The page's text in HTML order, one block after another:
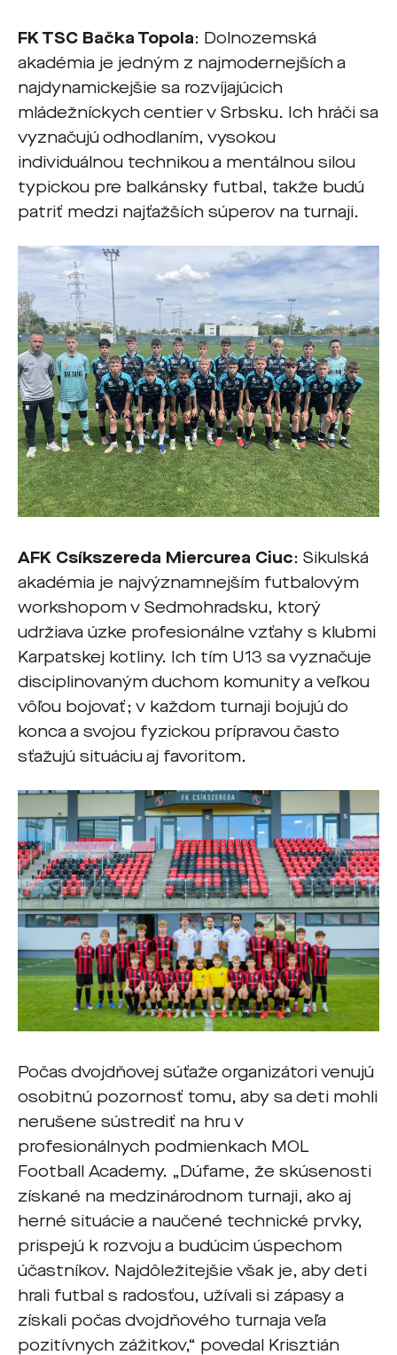
FK TSC Bačka Topola: Dolnozemská
akadémia je jedným z najmodernejších a
najdynamickejšie sa rozvíjajúcich
mládežníckych centier v Srbsku. Ich hráči sa
vyznačujú odhodlaním, vysokou
individuálnou technikou a mentálnou silou
typickou pre balkánsky futbal, takže budú
patriť medzi najťažších súperov na turnaji.
AFK Csíkszereda Miercurea Ciuc: Sikulská
akadémia je najvýznamnejším futbalovým
workshopom v Sedmohradsku, ktorý
udržiava úzke profesionálne vzťahy s klubmi
Karpatskej kotliny. Ich tím U13 sa vyznačuje
disciplinovaným duchom komunity a veľkou
vôľou bojovať; v každom turnaji bojujú do
konca a svojou fyzickou prípravou často
sťažujú situáciu aj favoritom.
Počas dvojdňovej súťaže organizátori venujú
osobitnú pozornosť tomu, aby sa deti mohli
nerušene sústrediť na hru v
profesionálnych podmienkach MOL
Football Academy. „Dúfame, že skúsenosti
získané na medzinárodnom turnaji, ako aj
herné situácie a naučené technické prvky,
prispejú k rozvoju a budúcim úspechom
účastníkov. Najdôležitejšie však je, aby deti
hrali futbal s radosťou, užívali si zápasy a
získali počas dvojdňového turnaja veľa
pozitívnych zážitkov,“ povedal Krisztián